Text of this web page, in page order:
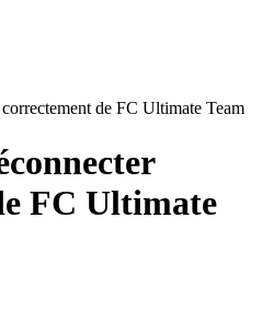
de FC Ultimate Team
FC Ultimate